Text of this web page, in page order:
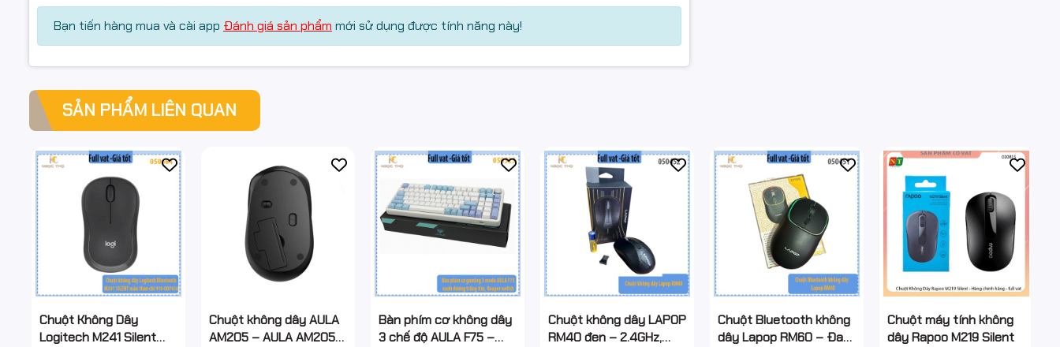
Bạn tiến hàng mua và cài app Đánh giá sản phẩm mới sử dụng được tính năng này!
SẢN PHẨM LIÊN QUAN
Chuột Không Dây
Logitech M241 Silent
Chuột không dây AULA
AM205 – AULA AM205
Bàn phím cơ không dây
3 chế độ AULA F75 –
Chuột không dây LAPOP
RM40 đen – 2.4GHz,
Chuột Bluetooth không
dây Lapop RM60 – Đa
Chuột máy tính không
dây Rapoo M219 Silent